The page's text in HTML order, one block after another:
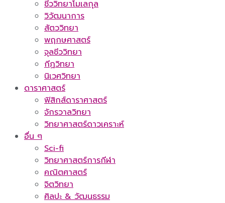
ชีววิทยาโมเลกุล
วิวัฒนาการ
สัตววิทยา
พฤกษศาสตร์
จุลชีววิทยา
กีฏวิทยา
นิเวศวิทยา
ดาราศาสตร์
ฟิสิกส์ดาราศาสตร์
จักรวาลวิทยา
วิทยาศาสตร์ดาวเคราะห์
อื่น ๆ
Sci-fi
วิทยาศาสตร์การกีฬา
คณิตศาสตร์
จิตวิทยา
ศิลปะ & วัฒนธรรม